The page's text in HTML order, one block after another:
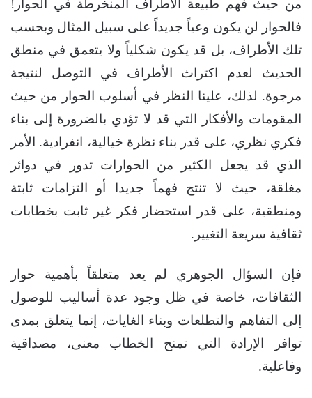
من حيث فهم طبيعة الأطراف المنخرطة في الحوار!
فالحوار لن يكون وعياً جديداً على سبيل المثال وبحسب
تلك الأطراف، بل قد يكون شكلياً ولا يتعمق في منطق
الحديث لعدم اكتراث الأطراف في التوصل لنتيجة
مرجوة. لذلك، علينا النظر في أسلوب الحوار من حيث
المقومات والأفكار التي قد لا تؤدي بالضرورة إلى بناء
فكري نظري، على قدر بناء نظرة خيالية، انفرادية. الأمر
الذي قد يجعل الكثير من الحوارات تدور في دوائر
مغلقة، حيث لا تنتج فهماً جديدا أو التزامات ثابتة
ومنطقية، على قدر استحضار فكر غير ثابت بخطابات
ثقافية سريعة التغيير.
فإن السؤال الجوهري لم يعد متعلقاً بأهمية حوار
الثقافات، خاصة في ظل وجود عدة أساليب للوصول
إلى التفاهم والتطلعات وبناء الغايات، إنما يتعلق بمدى
توافر الإرادة التي تمنح الخطاب معنى، مصداقية
وفاعلية.